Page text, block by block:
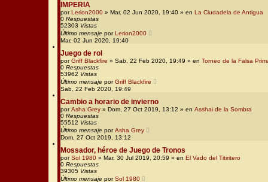
IMPERIA
porLerion2000 » Mar, 02 Jun 2020, 19:40 » en La Ciudadela de Antigua
0 Respuestas
52303 Vistas
Último mensaje porLerion2000
Mar, 02 Jun 2020, 19:40
Juego de rol
porGriff Blackfire » Sab, 22 Feb 2020, 19:49 » en Torneo de la Falsa
0 Respuestas
53962 Vistas
Último mensaje porGriff Blackfire
Sab, 22 Feb 2020, 19:49
Cambio a horario de invierno
porAsha Grey » Dom, 27 Oct 2019, 13:12 » en Asshai de la Sombra
0 Respuestas
55512 Vistas
Último mensaje porAsha Grey
Dom, 27 Oct 2019, 13:12
Mossador, héroe de Juego de Tronos
porSol 1980 » Mar, 30 Jul 2019, 20:59 » en El Vado del Titiritero
0 Respuestas
39305 Vistas
Último mensaje porSol 1980